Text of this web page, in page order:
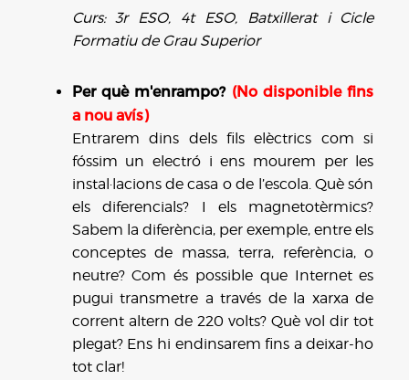
Curs: 3r ESO, 4t ESO, Batxillerat i Cicle
Formatiu de Grau Superior
Per què m'enrampo? (No disponible fins
a nou avís)
Entrarem dins dels fils elèctrics com si
fóssim un electró i ens mourem per les
instal·lacions de casa o de l’escola. Què són
els diferencials? I els magnetotèrmics?
Sabem la diferència, per exemple, entre els
conceptes de massa, terra, referència, o
neutre? Com és possible que Internet es
pugui transmetre a través de la xarxa de
corrent altern de 220 volts? Què vol dir tot
plegat? Ens hi endinsarem fins a deixar-ho
tot clar!